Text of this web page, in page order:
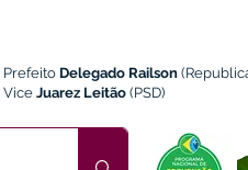
Prefeito Delegado Railson
Vice Juarez Leitão (PSD)